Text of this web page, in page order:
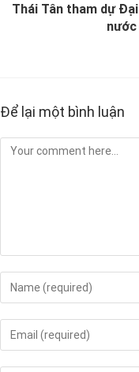
Thái Tân tham dự
Để lại một bình luận